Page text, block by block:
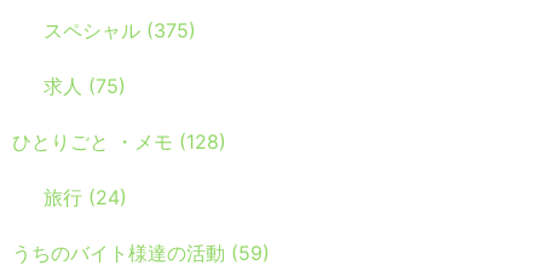
スペシャル (375)
求人 (75)
ひとりごと ・メモ (128)
旅行 (24)
うちのバイト様達の活動 (59)